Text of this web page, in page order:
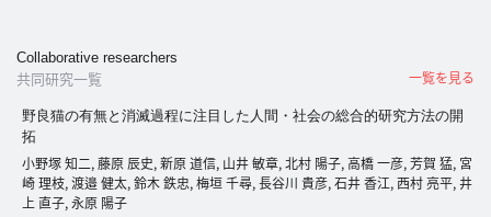
探
へ
esse-
Collaborative researchers
共同研究一覧 一覧を見る
野良猫の有無と消滅過程に注目した人間・社会の総合的研究方法の開
拓
小野塚 知二, 藤原 辰史, 新原 道信, 山井 敏章, 北村 陽子, 高橋 一彦, 芳賀 猛, 宮
崎 理枝, 渡邉 健太, 鈴木 鉄忠, 梅垣 千尋, 長谷川 貴彦, 石井 香江, 西村 亮平, 井
上 直子, 永原 陽子